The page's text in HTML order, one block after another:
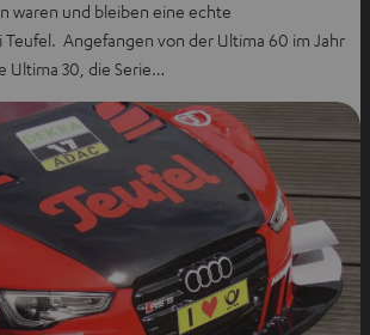
waren und bleiben eine echte
Teufel. Angefangen von der Ultima 60 im Jahr
30, die Serie…